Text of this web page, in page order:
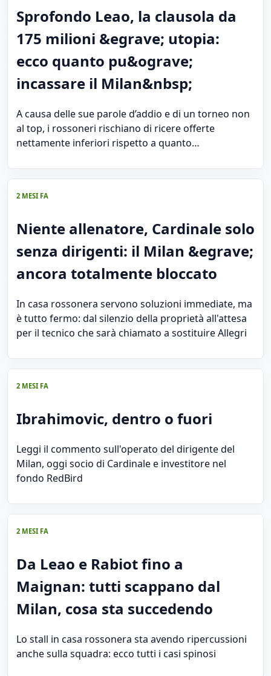
Sprofondo Leao, la clausola da
175 milioni &egrave; utopia:
ecco quanto pu&ograve;
incassare il Milan&nbsp;
A causa delle sue parole d’addio e di un torneo non
al top, i rossoneri rischiano di ricere offerte
nettamente inferiori rispetto a quanto…
2 MESI FA
Niente allenatore, Cardinale solo
senza dirigenti: il Milan &egrave;
ancora totalmente bloccato
In casa rossonera servono soluzioni immediate, ma
è tutto fermo: dal silenzio della proprietà all'attesa
per il tecnico che sarà chiamato a sostituire Allegri
2 MESI FA
Ibrahimovic, dentro o fuori
Leggi il commento sull'operato del dirigente del
Milan, oggi socio di Cardinale e investitore nel
fondo RedBird
2 MESI FA
Da Leao e Rabiot fino a
Maignan: tutti scappano dal
Milan, cosa sta succedendo
Lo stall in casa rossonera sta avendo ripercussioni
anche sulla squadra: ecco tutti i casi spinosi